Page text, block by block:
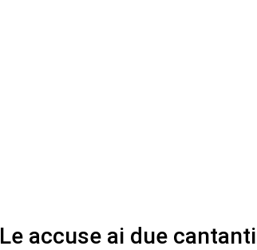
Le accuse ai due cantanti